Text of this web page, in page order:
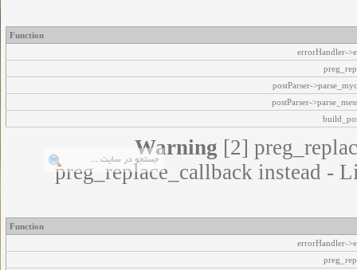
Function
errorHandler-
postParser-
postParser-
Warning [2]
preg_replace_callback instead -
Function
errorHandler-